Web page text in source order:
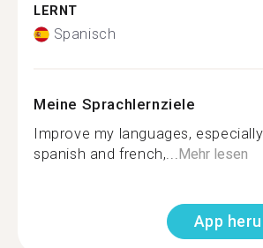
LERNT
Spanisch
Meine Sprachlernziele
Improve my languages,
spanish and french,...Mehr lesen
App